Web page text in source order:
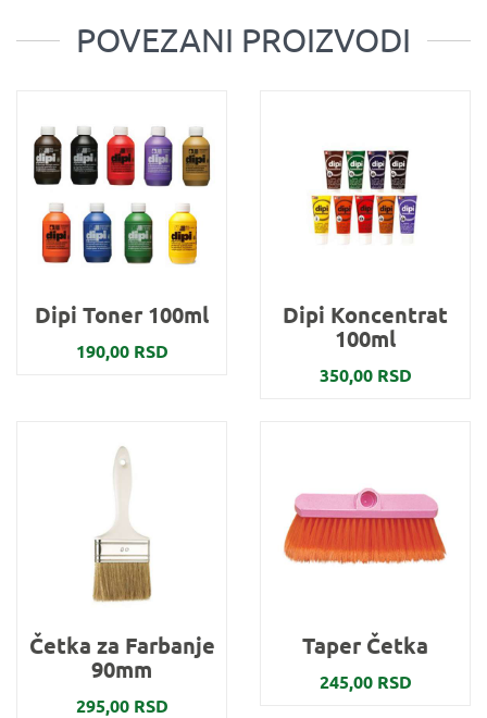
POVEZANI PROIZVODI
Dipi Toner 100ml
190,00 RSD
Dipi Koncentrat
100ml
350,00 RSD
Četka za Farbanje
90mm
295,00 RSD
Taper Četka
245,00 RSD